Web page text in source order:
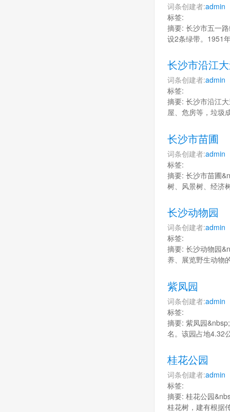
词条创建者:admin
标签:
摘要: 长沙市五一
设2条绿带。1951
长沙市沿江
词条创建者:admin
标签:
摘要: 长沙市沿江
屋、危房等，垃圾
长沙市苗圃
词条创建者:admin
标签:
摘要: 长沙市苗圃
树、风景树、经济
长沙动物园
词条创建者:admin
标签:
摘要: 长沙动物园
养、展览野生动物
紫凤园
词条创建者:admin
标签:
摘要: 紫凤园
名。该园占地4.32
桂花公园
词条创建者:admin
标签:
摘要: 桂花公园
桂花树，建有根据